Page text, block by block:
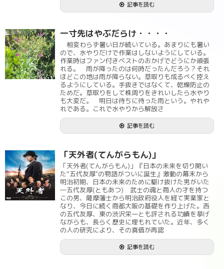
記事を読む
一寸先はやぶだらけ・・・・
相変わらず暑い日が続いている。あまりにも暑い
ので、水やりだけで作業はしないようにしている。
作業時はファン付きベストのおかげでどうにか頑張
れる。 雨が降ったのは何時だったんだろう？それ
ほどこの地は雨が降らない。草取りも成るべく控え
るようにしている。手抜きではなくて、乾燥防止の
ためだ。草取りをして株周りをきれいしたら水やり
も大変だ。 明日は待ちに待った雨という。やれや
れである。これで水やりから解放さ
記事を読む
「天外者(てんがらもん)」
「天外者(てんがらもん)」『日本の未来を切り開い
た“五代友厚"の物語がついに誕生』激動の幕末から
明治初期、日本の未来のために駆け抜けた男がいた
―五代友厚(ともあつ) 武士の魂と商人の才を持つ
この男、薩摩藩士から明治政府役人を経て実業家と
なり、今日に続く商都大阪の基礎を作り上げた。西
の五代友厚、東の渋沢栄一とも評される功績を挙げ
ながらも、長らく歴史に埋もれていた。近年、多く
の人の研究により、その真価が再認
記事を読む